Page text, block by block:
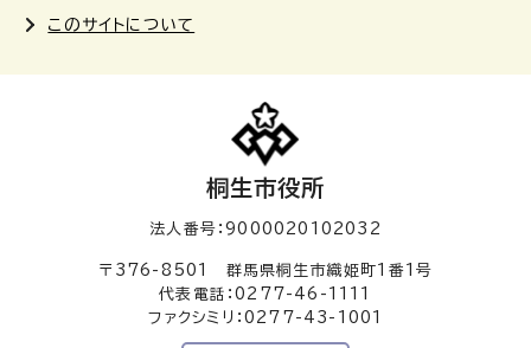
このサイトについて
桐生市役所
法人番号：9000020102032
〒376-8501 群馬県桐生市織姫町1番1号
代表電話：0277-46-1111
ファクシミリ：0277-43-1001